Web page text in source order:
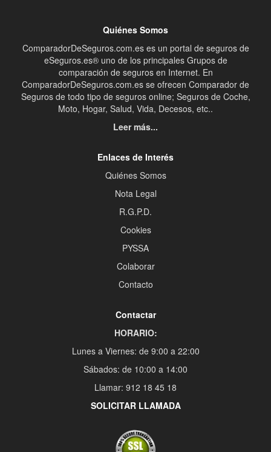
Quiénes Somos
ComparadorDeSeguros.com.es es un portal de seguros de
eSeguros.es® uno de los principales Grupos de
comparación de seguros en Internet. En
ComparadorDeSeguros.com.es se ofrecen Comparador de
Seguros de todo tipo de seguros online; Seguros de Coche,
Moto, Hogar, Salud, Vida, Decesos, etc..
Leer más...
Enlaces de Interés
Quiénes Somos
Nota Legal
R.G.P.D.
Cookies
PYSSA
Colaborar
Contacto
Contactar
HORARIO:
Lunes a Viernes: de 9:00 a 22:00
Sábados: de 10:00 a 14:00
Llamar: 912 18 45 18
SOLICITAR LLAMADA